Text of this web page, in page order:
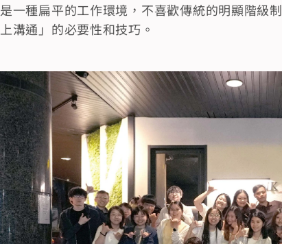
是一種扁平的工作環境，不喜歡傳統的明顯階級
上溝通」的必要性和技巧。